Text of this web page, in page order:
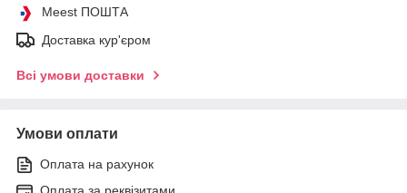
Meest ПОШТА
Доставка кур'єром
Всі умови доставки
Умови оплати
Оплата на рахунок
Оплата за реквізитами